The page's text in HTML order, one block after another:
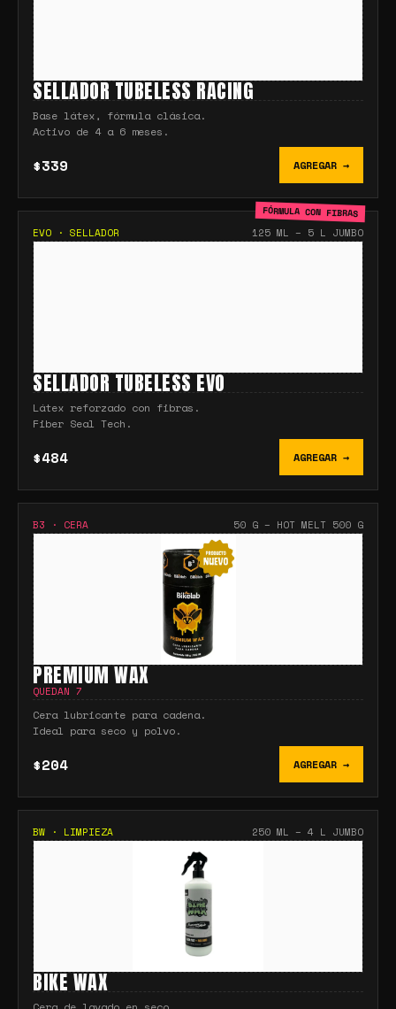
SELLADOR TUBELESS RACING
Base látex, fórmula clásica.
Activo de 4 a 6 meses.
$339 AGREGAR →
FÓRMULA CON FIBRAS
EVO · SELLADOR 125 ML – 5 L JUMBO
SELLADOR TUBELESS EVO
Látex reforzado con fibras.
Fiber Seal Tech.
$484 AGREGAR →
B3 · CERA 50 G – HOT MELT 500 G
PREMIUM WAX
QUEDAN 7
Cera lubricante para cadena.
Ideal para seco y polvo.
$204 AGREGAR →
BW · LIMPIEZA 250 ML – 4 L JUMBO
BIKE WAX